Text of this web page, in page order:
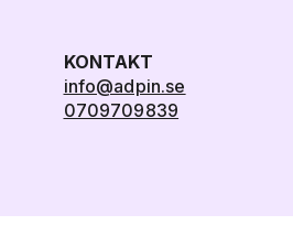
KONTAKT
info@adpin.se
0709709839